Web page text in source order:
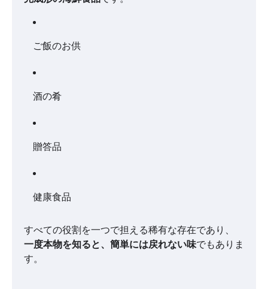
ご飯のお供
酒の肴
贈答品
健康食品
すべての役割を一つで担える稀有な存在であり、
一度本物を知ると、簡単には戻れない味でもありま
す。